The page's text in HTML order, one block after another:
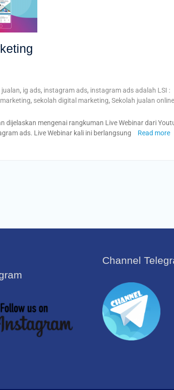
jualan, ig ads, instagram ads, instagram ads adalah LSI :
, sekolah digital marketing, Sekolah jualan online
dijelaskan mengenai rangkuman Live Webinar dari
ads. Live Webinar kali ini berlangsung
Read more
Channel